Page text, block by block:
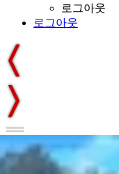
로그아웃
로그아웃